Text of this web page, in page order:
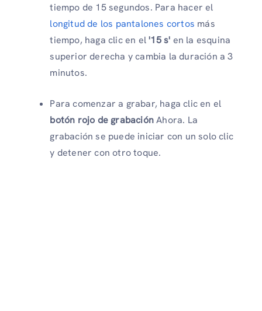
tiempo de 15 segundos. Para hacer el
longitud de los pantalones cortos más
tiempo, haga clic en el'15 s' en la esquina
superior derecha y cambia la duración a 3
minutos.
Para comenzar a grabar, haga clic en el
botón rojo de grabaciónAhora. La
grabación se puede iniciar con un solo clic
y detener con otro toque.